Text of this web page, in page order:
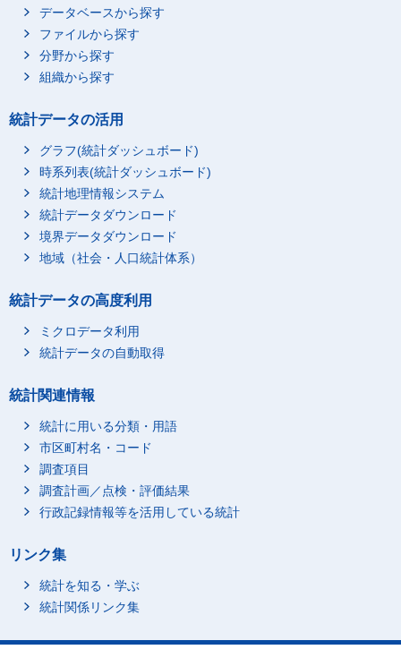
データベースから探す
ファイルから探す
分野から探す
組織から探す
統計データの活用
グラフ(統計ダッシュボード)
時系列表(統計ダッシュボード)
統計地理情報システム
統計データダウンロード
境界データダウンロード
地域（社会・人口統計体系）
統計データの高度利用
ミクロデータ利用
統計データの自動取得
統計関連情報
統計に用いる分類・用語
市区町村名・コード
調査項目
調査計画／点検・評価結果
行政記録情報等を活用している統計
リンク集
統計を知る・学ぶ
統計関係リンク集